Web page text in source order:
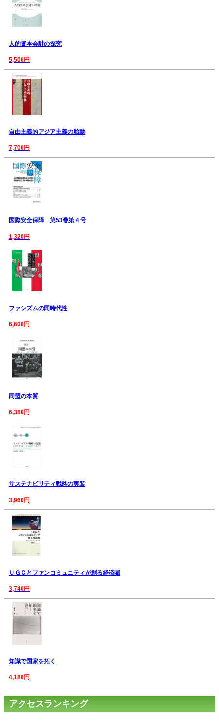
人的資本会計の探究
5,500円
自由主義的アジア主義の胎動
7,700円
国際安全保障 第53巻第４号
1,320円
ファシズムの同時代性
6,600円
同盟の本質
6,380円
サステナビリティ戦略の実装
3,960円
ＵＧＣとファンコミュニティが創る経済圏
3,740円
知識で国家を拓く
4,180円
アクセスランキング